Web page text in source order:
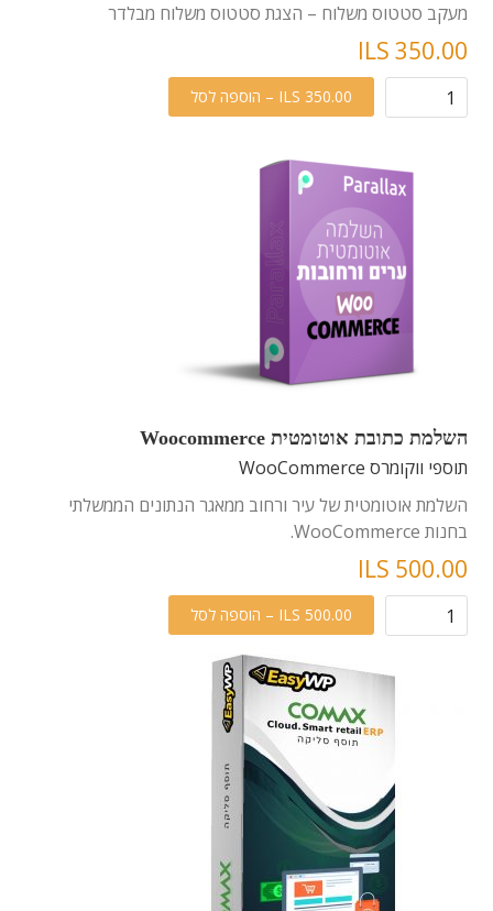
מעקב סטטוס משלוח – הצגת סטטוס משלוח מבלדר
ILS 350.00
ILS 350.00 – הוספה לסל
השלמת כתובת אוטומטית Woocommerce
תוספי ווקומרס WooCommerce
השלמת אוטומטית של עיר ורחוב ממאגר הנתונים הממשלתי
בחנות WooCommerce.
ILS 500.00
ILS 500.00 – הוספה לסל